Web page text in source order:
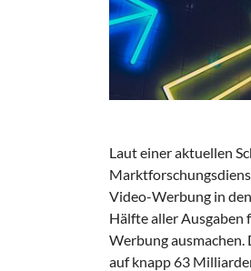
Laut einer aktuellen
Video-Werbung in
Hälfte aller Ausgaben
Werbung ausmachen.
auf knapp 63